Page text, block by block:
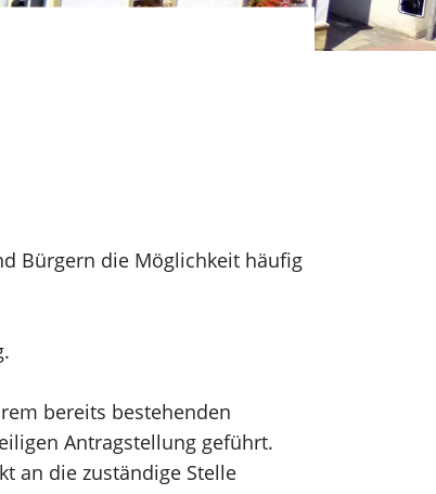
Bürgern die Möglichkeit häufig
bereits bestehenden
Antragstellung geführt.
an die zuständige Stelle